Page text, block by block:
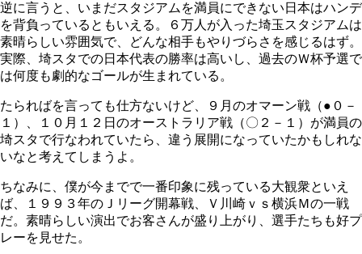
逆に言うと、いまだスタジアムを満員にできない日本はハンデ
を背負っているともいえる。６万人が入った埼玉スタジアムは
素晴らしい雰囲気で、どんな相手もやりづらさを感じるはず。
実際、埼スタでの日本代表の勝率は高いし、過去のＷ杯予選で
は何度も劇的なゴールが生まれている。
たらればを言っても仕方ないけど、９月のオマーン戦（●０－
１）、１０月１２日のオーストラリア戦（〇２－１）が満員の
埼スタで行なわれていたら、違う展開になっていたかもしれな
いなと考えてしまうよ。
ちなみに、僕が今までで一番印象に残っている大観衆といえ
ば、１９９３年のＪリーグ開幕戦、Ｖ川崎ｖｓ横浜Ｍの一戦
だ。素晴らしい演出でお客さんが盛り上がり、選手たちも好プ
レーを見せた。